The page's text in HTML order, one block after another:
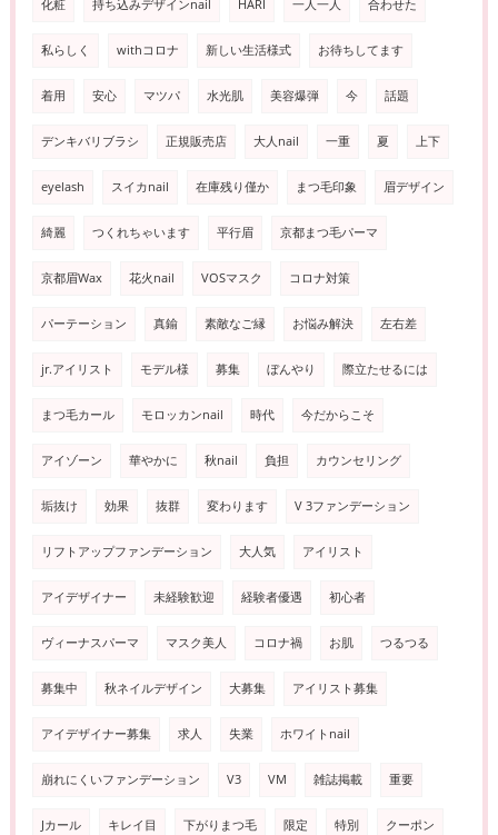
化粧 持ち込みデザインnail HARI 一人一人 合わせた
私らしく withコロナ 新しい生活様式 お待ちしてます
着用 安心 マツパ 水光肌 美容爆弾 今 話題
デンキバリブラシ 正規販売店 大人nail 一重 夏 上下
eyelash スイカnail 在庫残り僅か まつ毛印象 眉デザイン
綺麗 つくれちゃいます 平行眉 京都まつ毛パーマ
京都眉Wax 花火nail VOSマスク コロナ対策
パーテーション 真鍮 素敵なご縁 お悩み解決 左右差
jr.アイリスト モデル様 募集 ぼんやり 際立たせるには
まつ毛カール モロッカンnail 時代 今だからこそ
アイゾーン 華やかに 秋nail 負担 カウンセリング
垢抜け 効果 抜群 変わります V 3ファンデーション
リフトアップファンデーション 大人気 アイリスト
アイデザイナー 未経験歓迎 経験者優遇 初心者
ヴィーナスパーマ マスク美人 コロナ禍 お肌 つるつる
募集中 秋ネイルデザイン 大募集 アイリスト募集
アイデザイナー募集 求人 失業 ホワイトnail
崩れにくいファンデーション V3 VM 雑誌掲載 重要
Jカール キレイ目 下がりまつ毛 限定 特別 クーポン